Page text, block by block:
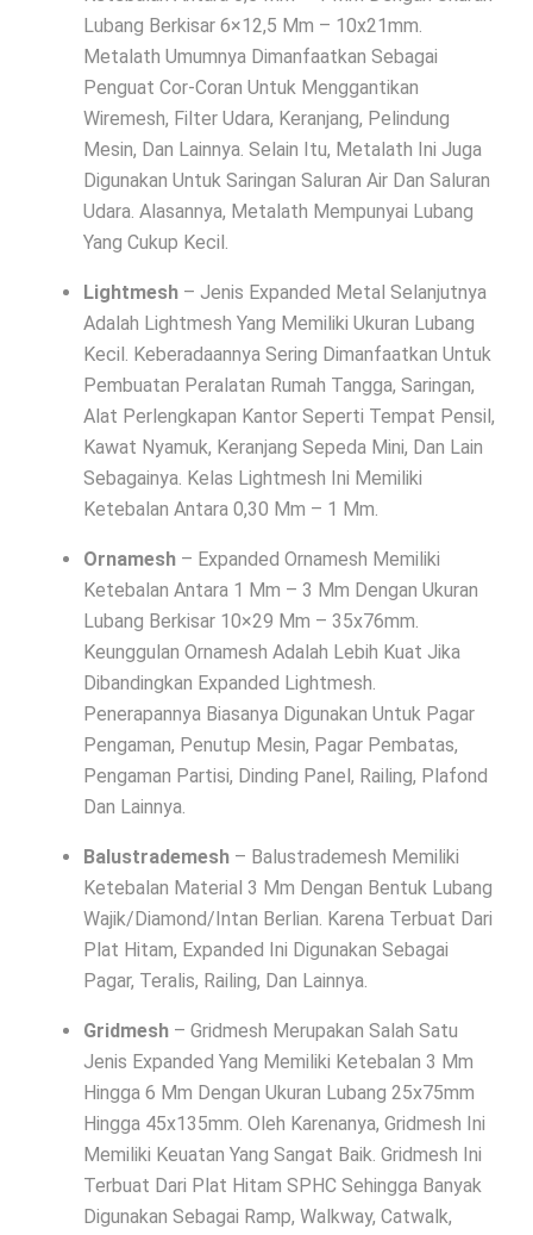
Lubang Berkisar 6×12,5 Mm – 10x21mm.
Metalath Umumnya Dimanfaatkan Sebagai
Penguat Cor-Coran Untuk Menggantikan
Wiremesh, Filter Udara, Keranjang, Pelindung
Mesin, Dan Lainnya. Selain Itu, Metalath Ini Juga
Digunakan Untuk Saringan Saluran Air Dan Saluran
Udara. Alasannya, Metalath Mempunyai Lubang
Yang Cukup Kecil.
Lightmesh – Jenis Expanded Metal Selanjutnya
Adalah Lightmesh Yang Memiliki Ukuran Lubang
Kecil. Keberadaannya Sering Dimanfaatkan Untuk
Pembuatan Peralatan Rumah Tangga, Saringan,
Alat Perlengkapan Kantor Seperti Tempat Pensil,
Kawat Nyamuk, Keranjang Sepeda Mini, Dan Lain
Sebagainya. Kelas Lightmesh Ini Memiliki
Ketebalan Antara 0,30 Mm – 1 Mm.
Ornamesh – Expanded Ornamesh Memiliki
Ketebalan Antara 1 Mm – 3 Mm Dengan Ukuran
Lubang Berkisar 10×29 Mm – 35x76mm.
Keunggulan Ornamesh Adalah Lebih Kuat Jika
Dibandingkan Expanded Lightmesh.
Penerapannya Biasanya Digunakan Untuk Pagar
Pengaman, Penutup Mesin, Pagar Pembatas,
Pengaman Partisi, Dinding Panel, Railing, Plafond
Dan Lainnya.
Balustrademesh – Balustrademesh Memiliki
Ketebalan Material 3 Mm Dengan Bentuk Lubang
Wajik/Diamond/Intan Berlian. Karena Terbuat Dari
Plat Hitam, Expanded Ini Digunakan Sebagai
Pagar, Teralis, Railing, Dan Lainnya.
Gridmesh – Gridmesh Merupakan Salah Satu
Jenis Expanded Yang Memiliki Ketebalan 3 Mm
Hingga 6 Mm Dengan Ukuran Lubang 25x75mm
Hingga 45x135mm. Oleh Karenanya, Gridmesh Ini
Memiliki Keuatan Yang Sangat Baik. Gridmesh Ini
Terbuat Dari Plat Hitam SPHC Sehingga Banyak
Digunakan Sebagai Ramp, Walkway, Catwalk,